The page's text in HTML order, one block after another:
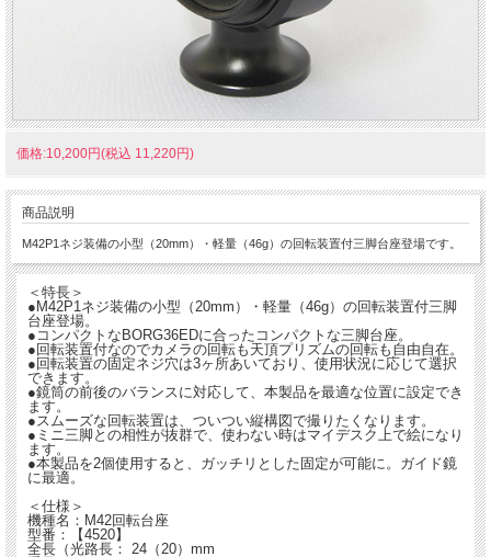
価格:10,200円(税込 11,220円)
商品説明
M42P1ネジ装備の小型（20mm）・軽量（46g）の回転装置付三脚台座登場です。
＜特長＞
●M42P1ネジ装備の小型（20mm）・軽量（46g）の回転装置付三脚
台座登場。
●コンパクトなBORG36EDに合ったコンパクトな三脚台座。
●回転装置付なのでカメラの回転も天頂プリズムの回転も自由自在。
●回転装置の固定ネジ穴は3ヶ所あいており、使用状況に応じて選択
できます。
●鏡筒の前後のバランスに対応して、本製品を最適な位置に設定でき
ます。
●スムーズな回転装置は、ついつい縦構図で撮りたくなります。
●ミニ三脚との相性が抜群で、使わない時はマイデスク上で絵になり
ます。
●本製品を2個使用すると、ガッチリとした固定が可能に。ガイド鏡
に最適。
＜仕様＞
機種名：M42回転台座
型番：【4520】
全長（光路長： 24（20）mm